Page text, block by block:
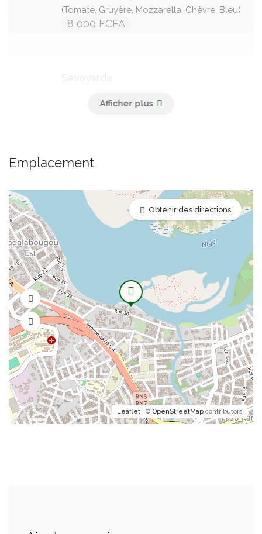
(Tomate, Gruyère, Mozzarella, Chèvre, Bleu)
8 000 FCFA
Savoyarde
8 000 FCFA
Végétarienne
8 000 FCFA
Bolognaise
(Tomate, Viande Hachée, Poivron, Fromage)
8 500 FCFA
Merguez
(Tomate, Merguez, Gruyère)
8 500 FCFA
Paysanne
Emplacement
Leaflet | © OpenStreetMap contributors
Obtenir des directions